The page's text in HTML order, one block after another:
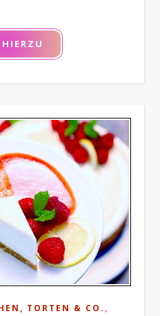
TORTEN & CO. ,